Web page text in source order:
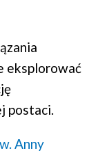
eksplorować
postaci.
Anny